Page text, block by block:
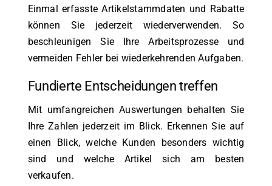
Einmal erfasste Artikelstammdaten und Rabatte
können Sie jederzeit wiederverwenden. So
beschleunigen Sie Ihre Arbeitsprozesse und
vermeiden Fehler bei wiederkehrenden Aufgaben.
Fundierte Entscheidungen treffen
Mit umfangreichen Auswertungen behalten Sie
Ihre Zahlen jederzeit im Blick. Erkennen Sie auf
einen Blick, welche Kunden besonders wichtig
sind und welche Artikel sich am besten
verkaufen.